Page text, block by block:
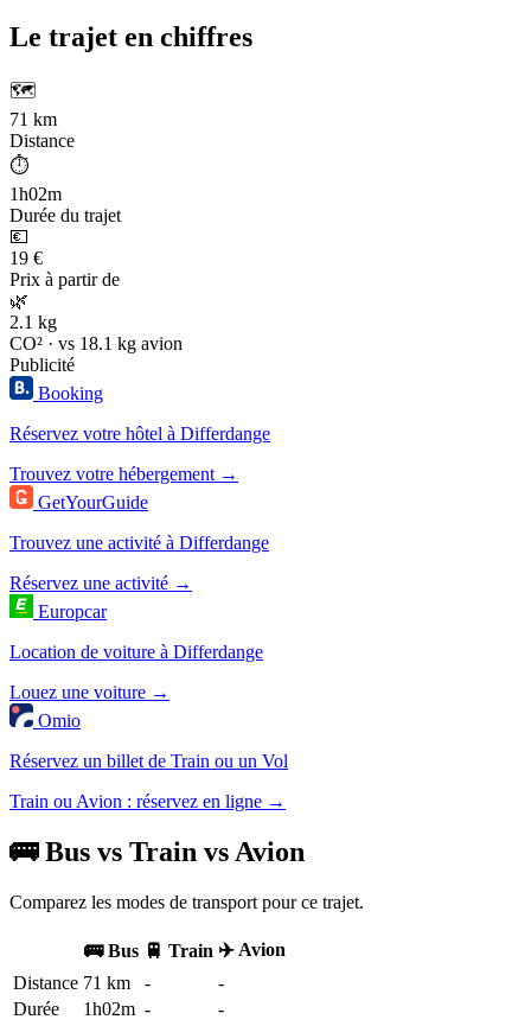
Le trajet en chiffres
🗺️
71 km
Distance
⏱️
1h02m
Durée du trajet
💶
19 €
Prix à partir de
🌿
2.1 kg
CO² · vs 18.1 kg avion
Publicité
Booking
Réservez votre hôtel à Differdange
Trouvez votre hébergement →
GetYourGuide
Trouvez une activité à Differdange
Réservez une activité →
Europcar
Location de voiture à Differdange
Louez une voiture →
Omio
Réservez un billet de Train ou un Vol
Train ou Avion : réservez en ligne →
🚌 Bus vs Train vs Avion
Comparez les modes de transport pour ce trajet.
🚌 Bus 🚆 Train ✈️ Avion
Distance 71 km -
-
Durée
1h02m -
-